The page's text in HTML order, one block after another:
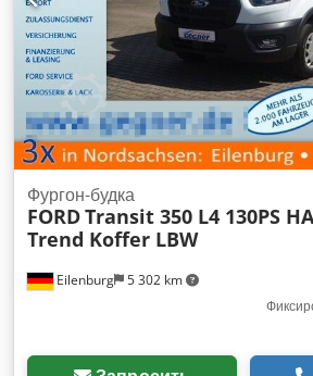
Eilenburg 5 302 km
Фургон-будка
FORDTransit 350 L4 130PS HA
Trend Koffer LBW